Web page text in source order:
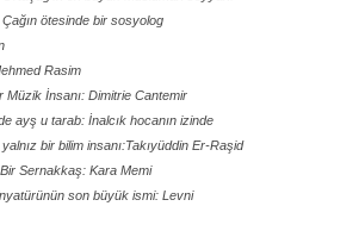
ötesinde bir sosyolog
Rasim
İnsanı: Dimitrie Cantemir
ayş u tarab: İnalcık hocanın izinde
bir bilim insanı:Takıyüddin Er-Raşid
Sernakkaş: Kara Memi
son büyük ismi: Levni